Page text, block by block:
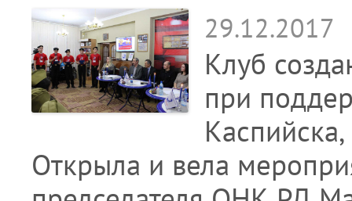
29.12.2017
Клуб
при
Открыла и вела